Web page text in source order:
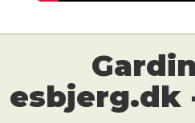
esbjerg.dk